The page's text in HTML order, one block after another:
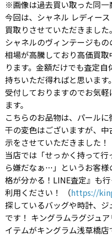
※画像は過去買い取った同一
今回は、シャネル レディー
買取りさせていただきました。
シャネルのヴィンテージも
相場が高騰しており高価買
ります。金額だけでも査定
持ちいただ得ればと思いま
受付しておりますのでお気
ます。
こちらのお品物は、パール
干の変色はございますが、
示をさせていただきました！
当店では「せっかく持って
ら嫌だなぁ…」というお客
格が分かる！LINE査定』も
利用ください！ （https://
探しているバッグや時計、
です！ キングラムラグジュ
イテムがキングラム浅草橋